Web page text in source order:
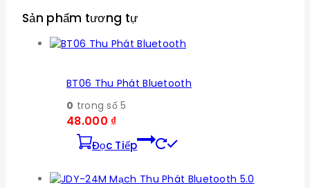
Sản phẩm tương tự
BT06 Thu Phát Bluetooth
0 trong số 5
48.000 ₫
Đọc Tiếp